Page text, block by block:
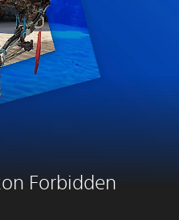
Forbidden